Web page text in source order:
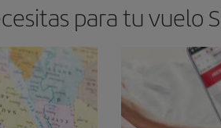
para tu vuelo